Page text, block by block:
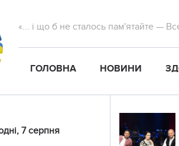
«... і що б не сталось пам'ятайте —
ГОЛОВНА НОВИНИ
7 серпня